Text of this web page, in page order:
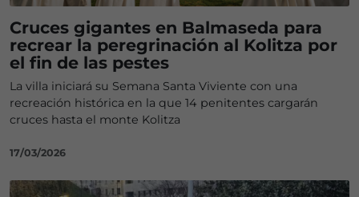
Cruces gigantes en Balmaseda para
recrear la peregrinación al Kolitza por
el fin de las pestes
La villa iniciará su Semana Santa Viviente con una
recreación histórica en la que 14 penitentes cargarán
cruces hasta el monte Kolitza
17/03/2026